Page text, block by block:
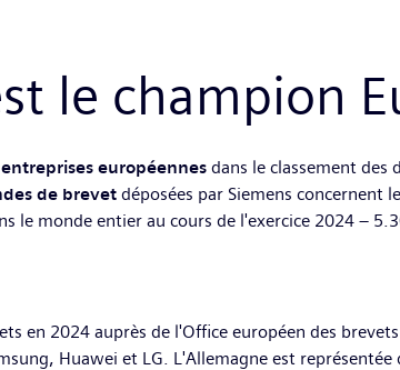
le champion
européennes dans le classement des
de brevet déposées par Siemens
le monde entier au cours de l'exercice 2024 –
en 2024 auprès de l'Office européen des
Huawei et LG. L'Allemagne est représentée